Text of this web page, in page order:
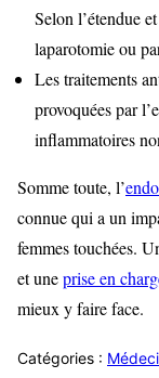
Selon l’étendue
laparotomie ou
Les traitements
provoquées par
inflammatoires
Somme toute, l’
connue qui a un
femmes touchées.
et uneprise en
mieux y faire face.
Catégories :